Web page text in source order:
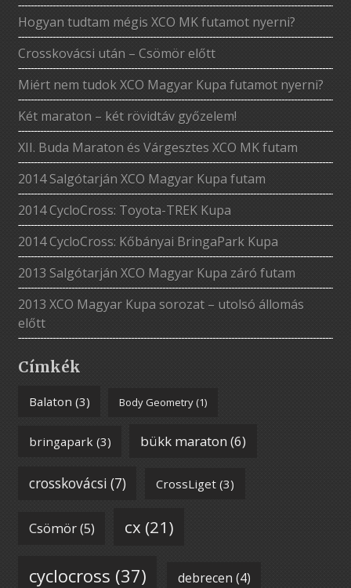
Hogyan tudtam mégis XCO MK futamot nyerni?
Crosskovácsi után – Csömör előtt
Miért nem tudok XCO Magyar Kupa futamot nyerni?
Két maraton – két rövidtáv győzelem!
XII. Buda Maraton és Várgesztes XCO MK futam
2014 Salgótarján XCO Magyar Kupa futam
2014 CycloCross: Toyota-TREK Kupa
2014 CycloCross: Kőbányai BringaPark Kupa
2013 Salgótarján XCO Magyar Kupa záró futam
2013 XCO Magyar Kupa sorozat – utolsó állomás
előtt
Címkék
Balaton (3) Body Geometry(1)
bringapark (3) bükk maraton (6)
crosskovácsi (7) CrossLiget(3)
Csömör(5) cx (21)
cyclocross (37) debrecen (4)